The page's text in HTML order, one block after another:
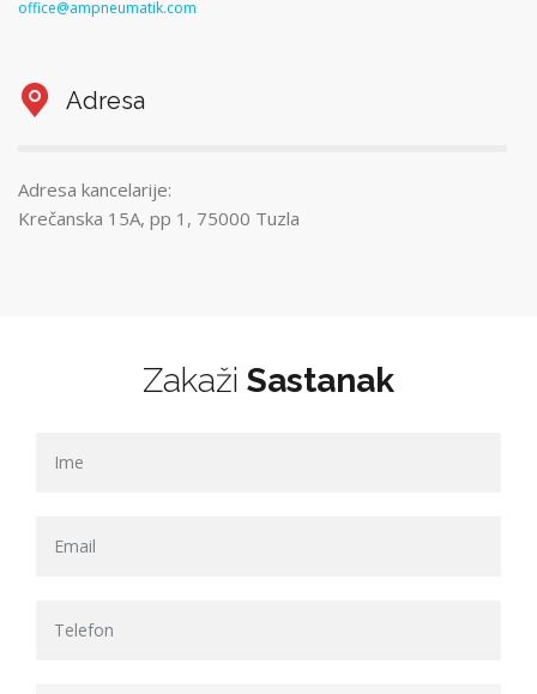
office@ampneumatik.com
Adresa
Adresa kancelarije:
Krečanska 15A, pp 1, 75000 Tuzla
Zakaži Sastanak